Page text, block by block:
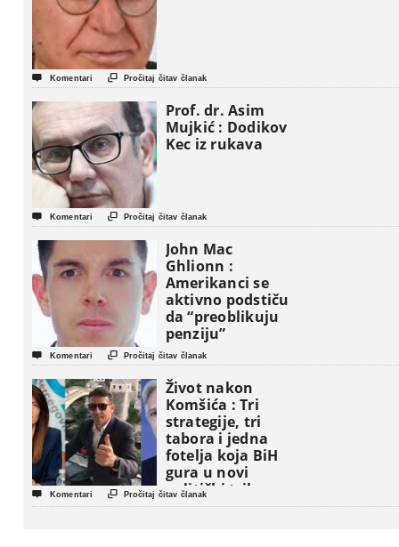
 Komentari  Pročitaj čitav članak
Prof. dr. Asim
Mujkić : Dodikov
Kec iz rukava
 Komentari  Pročitaj čitav članak
John Mac
Ghlionn :
Amerikanci se
aktivno podstiču
da “preoblikuju
penziju”
 Komentari  Pročitaj čitav članak
Život nakon
Komšića : Tri
strategije, tri
tabora i jedna
fotelja koja BiH
gura u novi
politički triler
 Komentari  Pročitaj čitav članak